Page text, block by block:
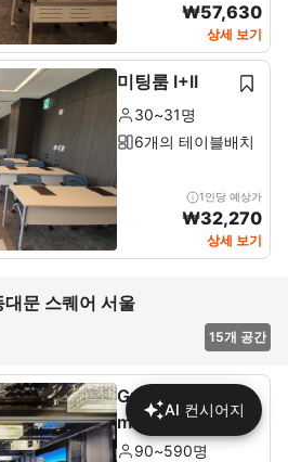
₩57,630
상세 보기
미팅룸 I+II
30~31명
6개의 테이블배치
1인당 예상가
₩32,270
상세 보기
문 스퀘어 서울
15개 공간
Grand Ballroo
m
90~590명
AI 컨시어지